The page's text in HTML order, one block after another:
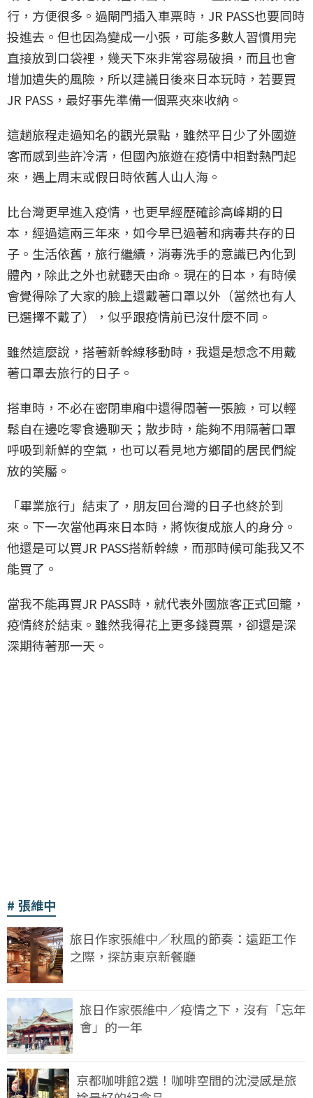
行，方便很多。過閘門插入車票時，JR PASS也要同時
投進去。但也因為變成一小張，可能多數人習慣用完
直接放到口袋裡，幾天下來非常容易破損，而且也會
增加遺失的風險，所以建議日後來日本玩時，若要買
JR PASS，最好事先準備一個票夾來收納。
這趟旅程走過知名的觀光景點，雖然平日少了外國遊
客而感到些許冷清，但國內旅遊在疫情中相對熱門起
來，遇上周末或假日時依舊人山人海。
比台灣更早進入疫情，也更早經歷確診高峰期的日
本，經過這兩三年來，如今早已過著和病毒共存的日
子。生活依舊，旅行繼續，消毒洗手的意識已內化到
體內，除此之外也就聽天由命。現在的日本，有時候
會覺得除了大家的臉上還戴著口罩以外（當然也有人
已選擇不戴了），似乎跟疫情前已沒什麼不同。
雖然這麼說，搭著新幹線移動時，我還是想念不用戴
著口罩去旅行的日子。
搭車時，不必在密閉車廂中還得悶著一張臉，可以輕
鬆自在邊吃零食邊聊天；散步時，能夠不用隔著口罩
呼吸到新鮮的空氣，也可以看見地方鄉間的居民們綻
放的笑靨。
「畢業旅行」結束了，朋友回台灣的日子也終於到
來。下一次當他再來日本時，將恢復成旅人的身分。
他還是可以買JR PASS搭新幹線，而那時候可能我又不
能買了。
當我不能再買JR PASS時，就代表外國旅客正式回籠，
疫情終於結束。雖然我得花上更多錢買票，卻還是深
深期待著那一天。
張維中
旅日作家張維中／秋風的節奏：遠距工作
之際，探訪東京新餐廳
旅日作家張維中／疫情之下，沒有「忘年
會」的一年
京都咖啡館2選！咖啡空間的沈浸感是旅